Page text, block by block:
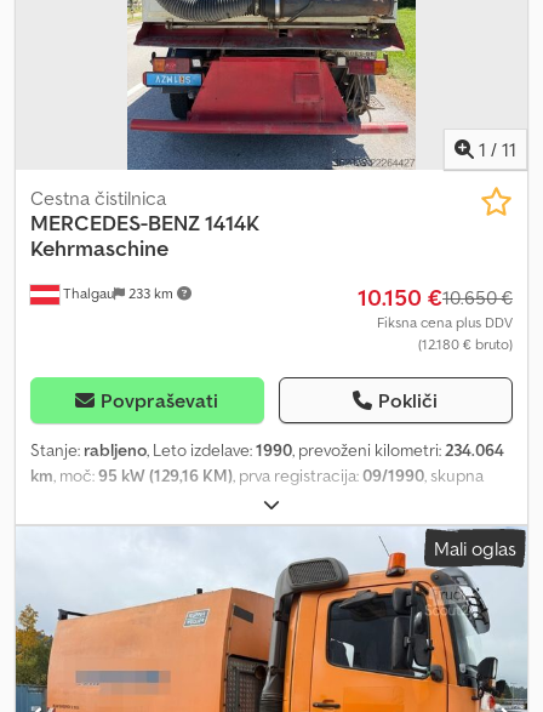
1 / 11
Thalgau 233 km
Cestna čistilnica
MERCEDES-BENZ1414K
Kehrmaschine
10.150 €10.650 €
Fiksna cena plus DDV
(12.180 € bruto)
Povpraševati Pokliči
Stanje: rabljeno, Leto izdelave:1990, prevoženi kilometri:234.064
km, moč:95 kW (129,16 KM), prva registracija:09/1990, skupna
dizel
osi, vrsta prenosa:mehanski, Oprema:ABS,
Mali oglas